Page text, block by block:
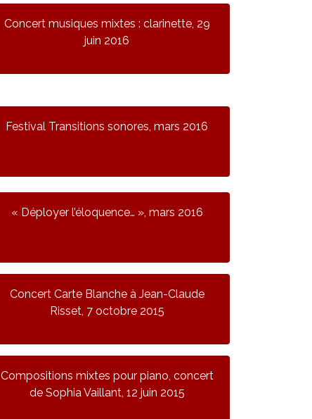
Concert musiques mixtes : clarinette, 29
juin 2016
Festival Transitions sonores, mars 2016
« Déployer l’éloquence… », mars 2016
Concert Carte Blanche à Jean-Claude
Risset, 7 octobre 2015
Compositions mixtes pour piano, concert
de Sophia Vaillant, 12 juin 2015